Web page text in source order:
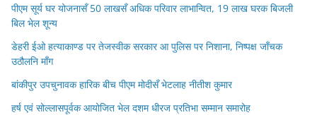
पीएम सूर्य घर योजनासँ 50 लाखसँ अधिक परिवार लाभान्वित, 19 लाख घरक बिजली
बिल भेल शून्य
डेहरी ईओ हत्याकाण्ड पर तेजस्वीक सरकार आ पुलिस पर निशाना, निष्पक्ष जाँचक
उठौलनि माँग
बांकीपुर उपचुनावक हारिक बीच पीएम मोदीसँ भेटलाह नीतीश कुमार
हर्ष एवं सोल्लासपूर्वक आयोजित भेल दशम धीरज प्रतिभा सम्मान समारोह